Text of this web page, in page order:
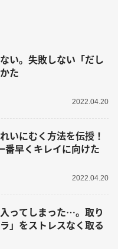
い。失敗しない「だし
た
2022.04.20
いにむく方法を伝授！
番早くキレイに向けた
2022.04.20
ってしまった…。取り
」をストレスなく取る